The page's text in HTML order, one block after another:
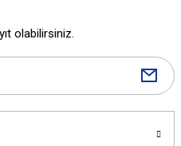
olabilirsiniz.